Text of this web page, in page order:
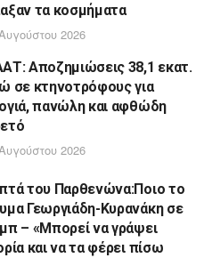
τα κοσμήματα
2026
Αποζημιώσεις 38,1 εκατ.
σε κτηνοτρόφους για
πανώλη και αφθώδη
2026
του Παρθενώνα:Ποιο το
Γεωργιάδη-Κυρανάκη σε
– «Μπορεί να γράψει
και να τα φέρει πίσω